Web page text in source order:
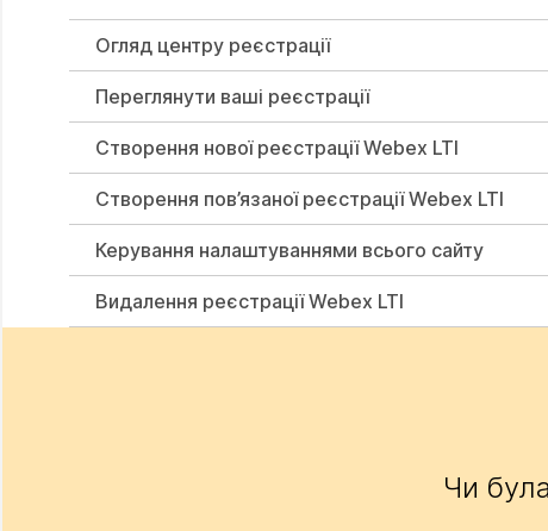
Огляд центру реєстрації
Переглянути ваші реєстрації
Створення нової реєстрації Webex LTI
Створення пов’язаної реєстрації Webex LTI
Керування налаштуваннями всього сайту
Видалення реєстрації Webex LTI
Чи